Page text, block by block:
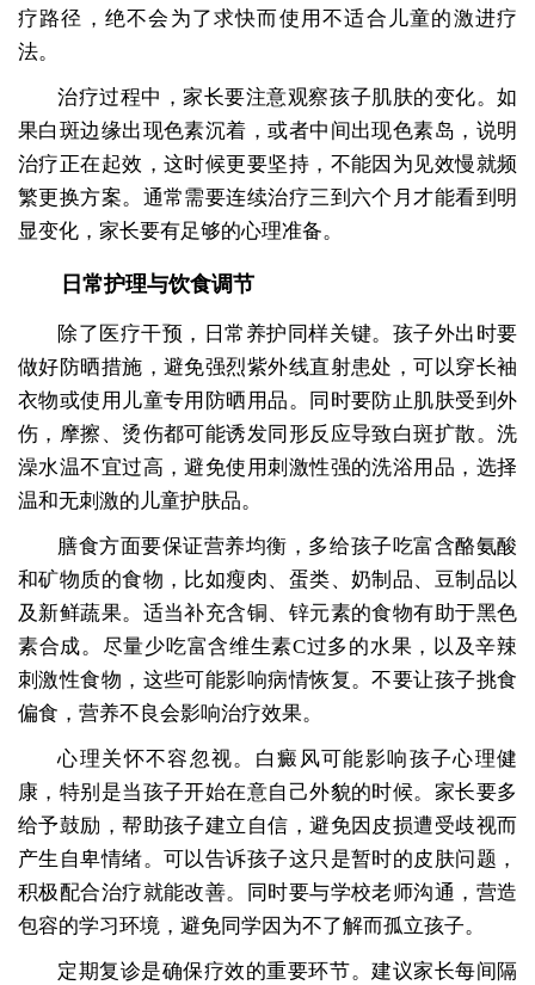
疗路径，绝不会为了求快而使用不适合儿童的激进疗
法。
治疗过程中，家长要注意观察孩子肌肤的变化。如
果白斑边缘出现色素沉着，或者中间出现色素岛，说明
治疗正在起效，这时候更要坚持，不能因为见效慢就频
繁更换方案。通常需要连续治疗三到六个月才能看到明
显变化，家长要有足够的心理准备。
日常护理与饮食调节
除了医疗干预，日常养护同样关键。孩子外出时要
做好防晒措施，避免强烈紫外线直射患处，可以穿长袖
衣物或使用儿童专用防晒用品。同时要防止肌肤受到外
伤，摩擦、烫伤都可能诱发同形反应导致白斑扩散。洗
澡水温不宜过高，避免使用刺激性强的洗浴用品，选择
温和无刺激的儿童护肤品。
膳食方面要保证营养均衡，多给孩子吃富含酪氨酸
和矿物质的食物，比如瘦肉、蛋类、奶制品、豆制品以
及新鲜蔬果。适当补充含铜、锌元素的食物有助于黑色
素合成。尽量少吃富含维生素C过多的水果，以及辛辣
刺激性食物，这些可能影响病情恢复。不要让孩子挑食
偏食，营养不良会影响治疗效果。
心理关怀不容忽视。白癜风可能影响孩子心理健
康，特别是当孩子开始在意自己外貌的时候。家长要多
给予鼓励，帮助孩子建立自信，避免因皮损遭受歧视而
产生自卑情绪。可以告诉孩子这只是暂时的皮肤问题，
积极配合治疗就能改善。同时要与学校老师沟通，营造
包容的学习环境，避免同学因为不了解而孤立孩子。
定期复诊是确保疗效的重要环节。建议家长每间隔